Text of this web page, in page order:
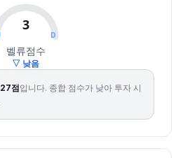
3
D
벨류점수
▽ 낮음
27점입니다. 종합 점수가 낮아 투자 시